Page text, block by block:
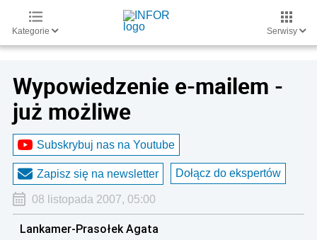
Kategorie Serwisy
Wypowiedzenie e-mailem -
już możliwe
Subskrybuj nas na Youtube
Zapisz się na newsletter Dołącz do ekspertów
08 listopada 2007, 05:00
Lankamer-Prasołek Agata